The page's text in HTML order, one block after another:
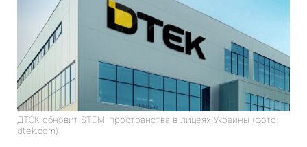
ДТЭК обновит STEM-пространства в лицеях Украины (фото:
dtek.com)